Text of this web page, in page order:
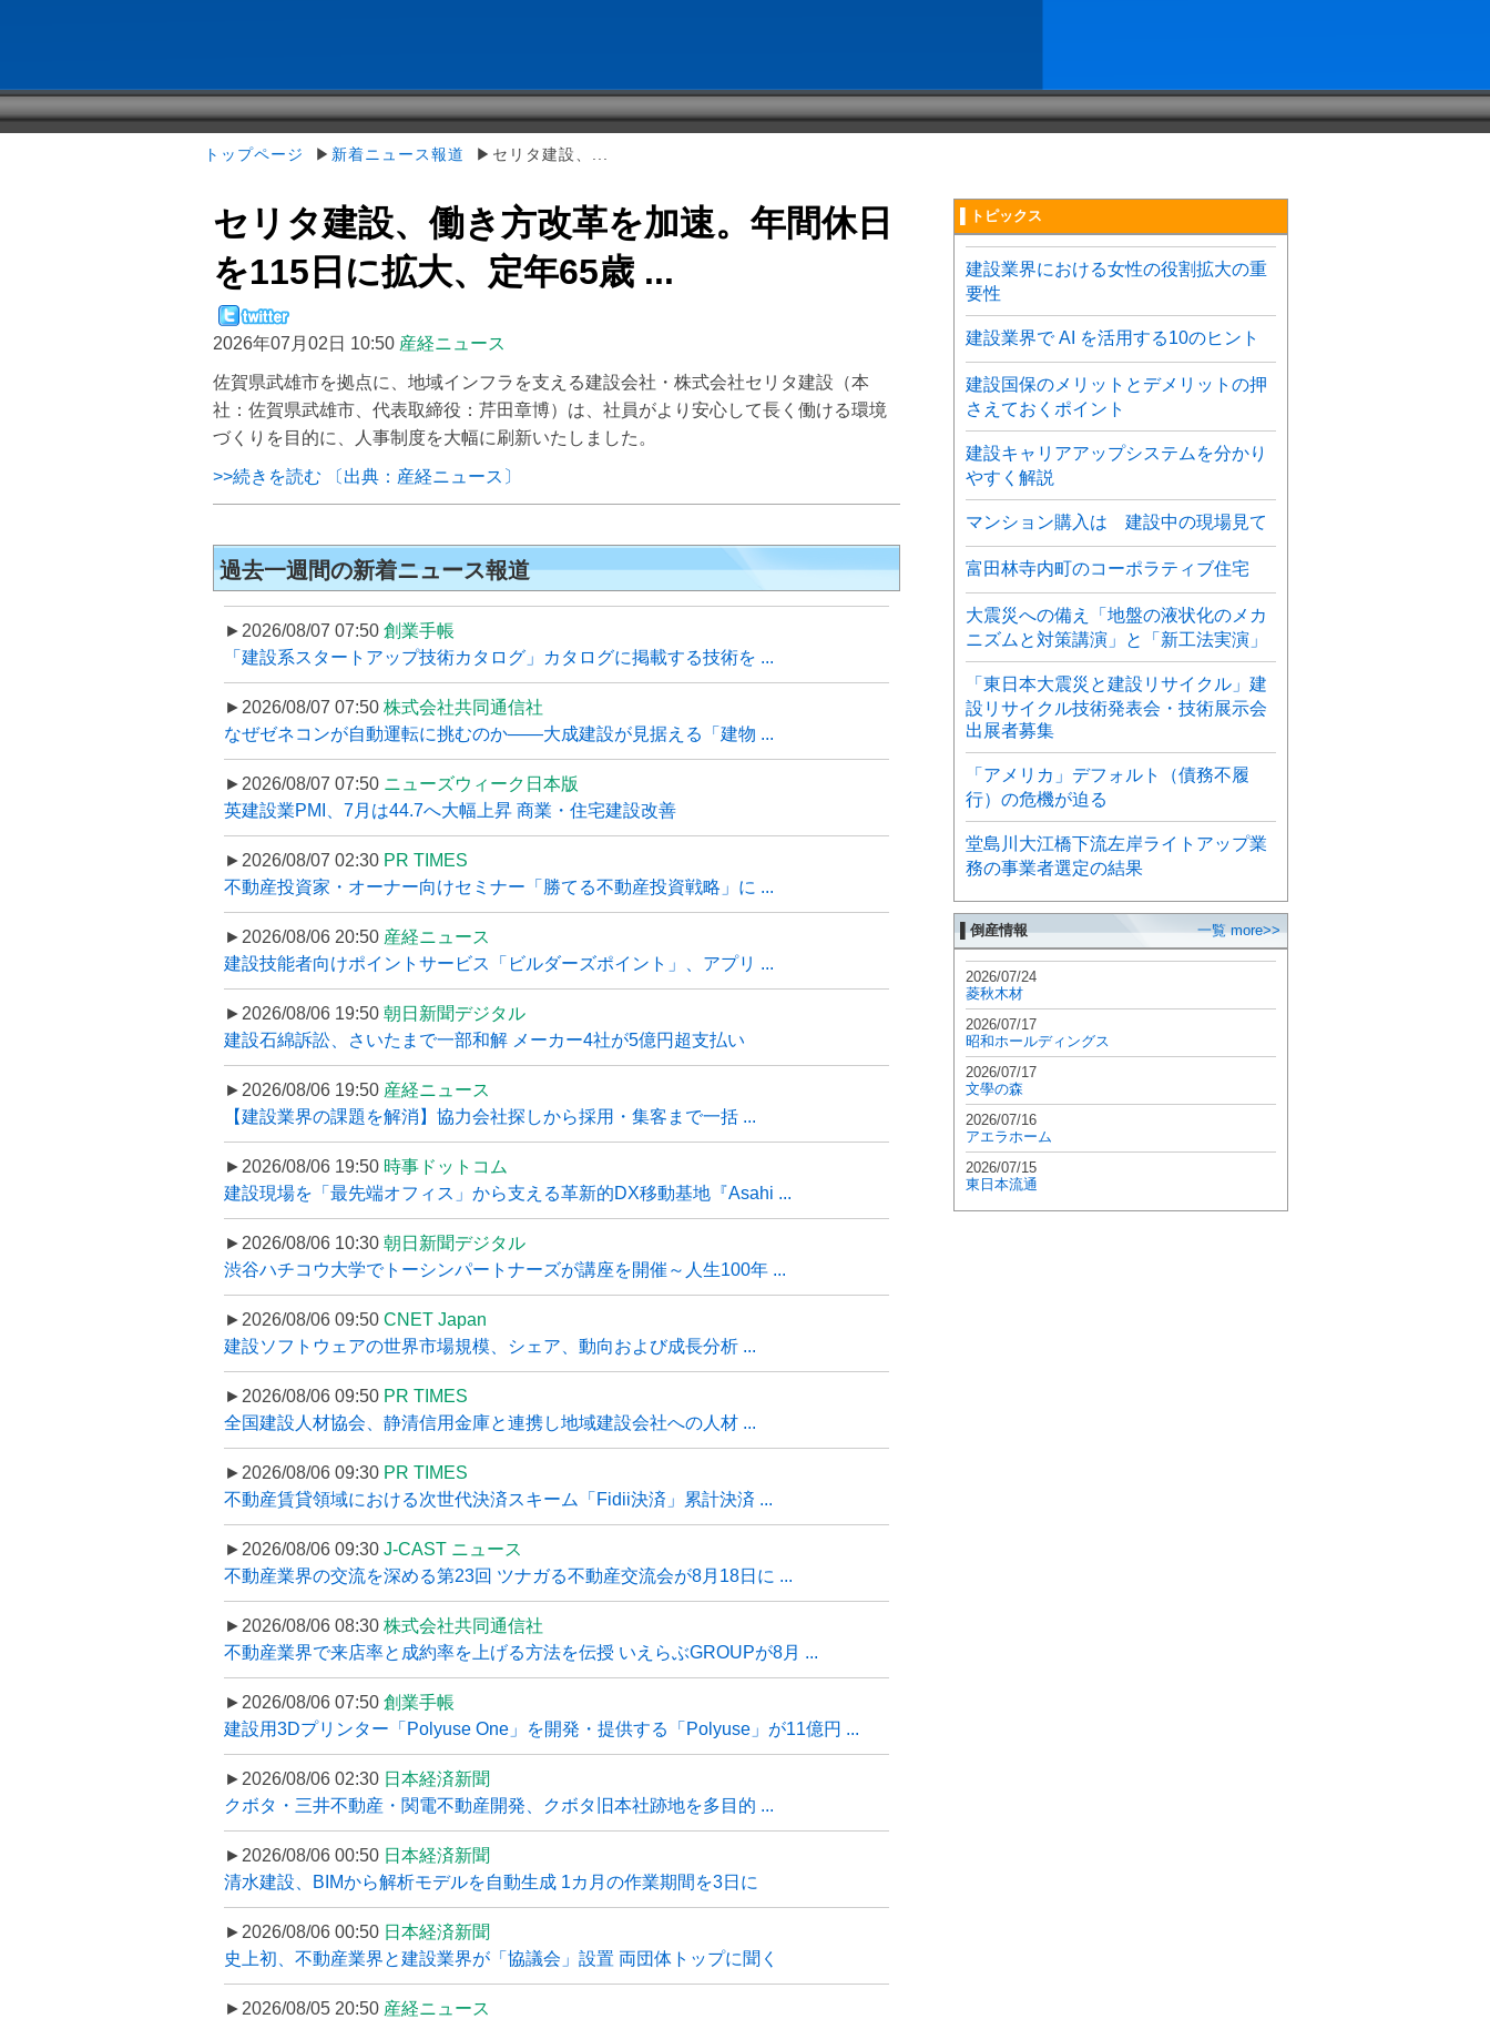
トップページ ▶ 新着ニュース報道 ▶セリタ建設、...
セリタ建設、働き方改革を加速。年間休日
を115日に拡大、定年65歳 ...
2026年07月02日 10:50 産経ニュース
佐賀県武雄市を拠点に、地域インフラを支える建設会社・株式会社セリタ建設（本
社：佐賀県武雄市、代表取締役：芹田章博）は、社員がより安心して長く働ける環境
づくりを目的に、人事制度を大幅に刷新いたしました。
>>続きを読む 〔出典：産経ニュース〕
過去一週間の新着ニュース報道
►2026/08/07 07:50 創業手帳
「建設系スタートアップ技術カタログ」カタログに掲載する技術を ...
►2026/08/07 07:50 株式会社共同通信社
なぜゼネコンが自動運転に挑むのか――大成建設が見据える「建物 ...
►2026/08/07 07:50 ニューズウィーク日本版
英建設業PMI、7月は44.7へ大幅上昇 商業・住宅建設改善
►2026/08/07 02:30 PR TIMES
不動産投資家・オーナー向けセミナー「勝てる不動産投資戦略」に ...
►2026/08/06 20:50 産経ニュース
建設技能者向けポイントサービス「ビルダーズポイント」、アプリ ...
►2026/08/06 19:50 朝日新聞デジタル
建設石綿訴訟、さいたまで一部和解 メーカー4社が5億円超支払い
►2026/08/06 19:50 産経ニュース
【建設業界の課題を解消】協力会社探しから採用・集客まで一括 ...
►2026/08/06 19:50 時事ドットコム
建設現場を「最先端オフィス」から支える革新的DX移動基地『Asahi ...
►2026/08/06 10:30 朝日新聞デジタル
渋谷ハチコウ大学でトーシンパートナーズが講座を開催～人生100年 ...
►2026/08/06 09:50 CNET Japan
建設ソフトウェアの世界市場規模、シェア、動向および成長分析 ...
►2026/08/06 09:50 PR TIMES
全国建設人材協会、静清信用金庫と連携し地域建設会社への人材 ...
►2026/08/06 09:30 PR TIMES
不動産賃貸領域における次世代決済スキーム「Fidii決済」累計決済 ...
►2026/08/06 09:30 J-CAST ニュース
不動産業界の交流を深める第23回 ツナガる不動産交流会が8月18日に ...
►2026/08/06 08:30 株式会社共同通信社
不動産業界で来店率と成約率を上げる方法を伝授 いえらぶGROUPが8月 ...
►2026/08/06 07:50 創業手帳
建設用3Dプリンター「Polyuse One」を開発・提供する「Polyuse」が11億円 ...
►2026/08/06 02:30 日本経済新聞
クボタ・三井不動産・関電不動産開発、クボタ旧本社跡地を多目的 ...
►2026/08/06 00:50 日本経済新聞
清水建設、BIMから解析モデルを自動生成 1カ月の作業期間を3日に
►2026/08/06 00:50 日本経済新聞
史上初、不動産業界と建設業界が「協議会」設置 両団体トップに聞く
►2026/08/05 20:50 産経ニュース
▌トピックス
建設業界における女性の役割拡大の重
要性
建設業界で AI を活用する10のヒント
建設国保のメリットとデメリットの押
さえておくポイント
建設キャリアアップシステムを分かり
やすく解説
マンション購入は 建設中の現場見て
富田林寺内町のコーポラティブ住宅
大震災への備え「地盤の液状化のメカ
ニズムと対策講演」と「新工法実演」
「東日本大震災と建設リサイクル」建
設リサイクル技術発表会・技術展示会
出展者募集
「アメリカ」デフォルト（債務不履
行）の危機が迫る
堂島川大江橋下流左岸ライトアップ業
務の事業者選定の結果
▌倒産情報 一覧 more>>
2026/07/24
菱秋木材
2026/07/17
昭和ホールディングス
2026/07/17
文學の森
2026/07/16
アエラホーム
2026/07/15
東日本流通